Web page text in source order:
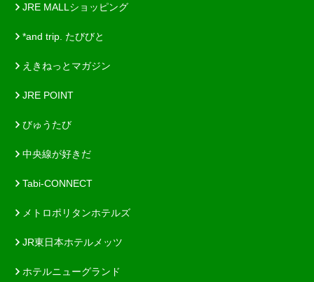
JRE MALLショッピング
*and trip. たびびと
えきねっとマガジン
JRE POINT
びゅうたび
中央線が好きだ
Tabi-CONNECT
メトロポリタンホテルズ
JR東日本ホテルメッツ
ホテルニューグランド